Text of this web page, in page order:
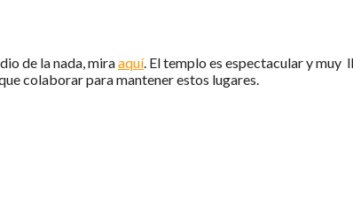
de la nada, miraaquí. El templo es espectacular y muy
colaborar para mantener estos lugares.